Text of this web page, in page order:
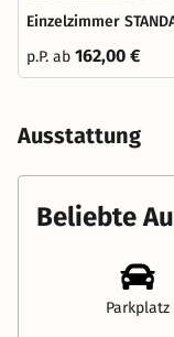
Einzelzimmer
p.P. ab 162,00 €
Ausstattung
Beliebte
Parkplatz